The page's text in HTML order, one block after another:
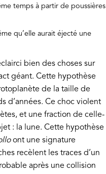
temps à partir de poussières
qu’elle aurait éjecté une
bien des choses sur
géant. Cette hypothèse
de la taille de
d’années. Ce choc violent
et une fraction de celle-
: la lune. Cette hypothèse
ont une signature
recèlent les traces d’un
après une collision